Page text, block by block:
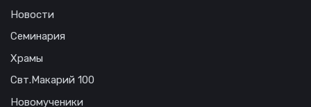
Новости
Семинария
Храмы
Свт.Макарий 100
Новомученики